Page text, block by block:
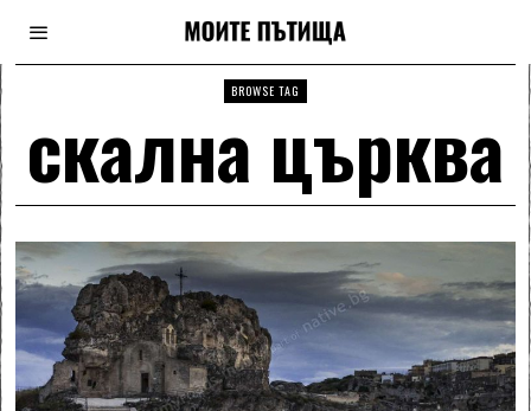
BROWSE TAG
скална църква